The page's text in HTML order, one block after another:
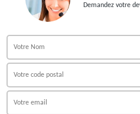
Demandez votre